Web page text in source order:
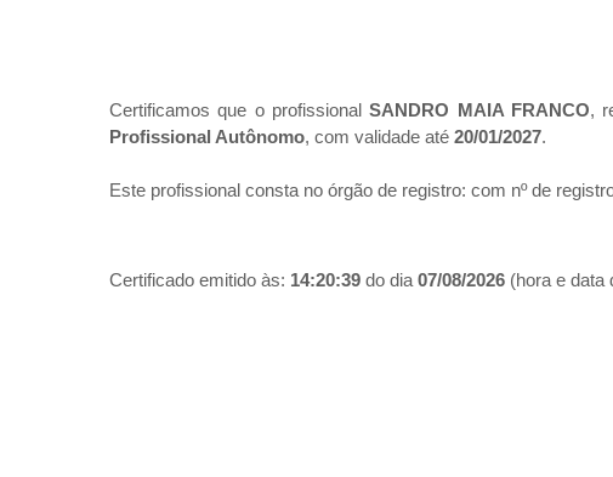
Certificamos que o profissionalSANDRO MAIA FRANCO,
Profissional Autônomo, com validade até 20/01/2027.
Este profissional consta no órgão de registro: com nº de
Certificado emitido às: 14:20:39 do dia 07/08/2026 (hora e data